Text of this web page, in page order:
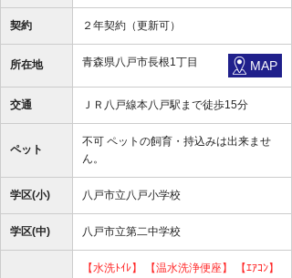
契約 ２年契約（更新可）
所在地 青森県八戸市長根1丁目 MAP
交通 ＪＲ八戸線本八戸駅まで徒歩15分
ペット
不可 ペットの飼育・持込みは出来ませ
ん。
学区(小) 八戸市立八戸小学校
学区(中) 八戸市立第二中学校
【水洗ﾄｲﾚ】 【温水洗浄便座】
【ｴｱｺﾝ】